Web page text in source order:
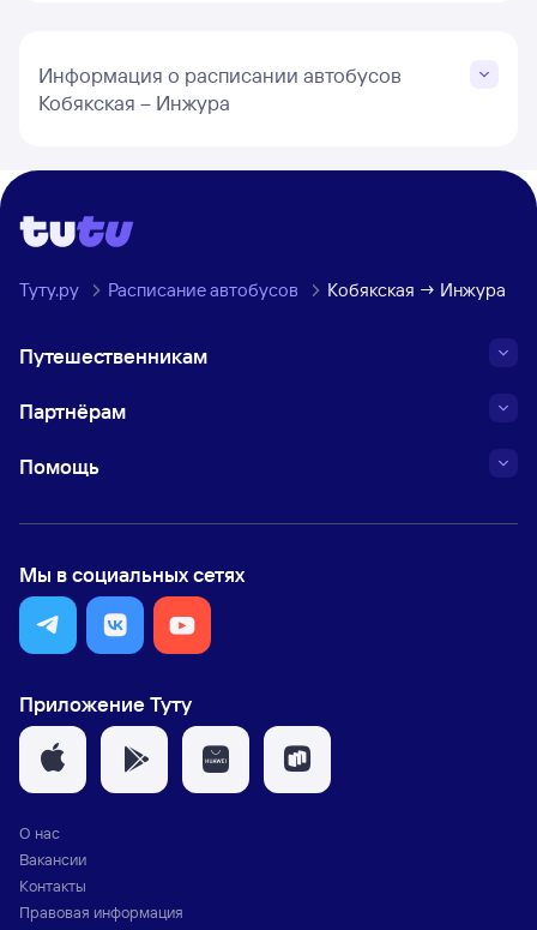
Информация о расписании автобусов
Кобякская – Инжура
Туту.ру Расписание автобусов Кобякская → Инжура
Путешественникам
Партнёрам
Помощь
Мы в социальных сетях
Приложение Туту
О нас
Вакансии
Контакты
Правовая информация